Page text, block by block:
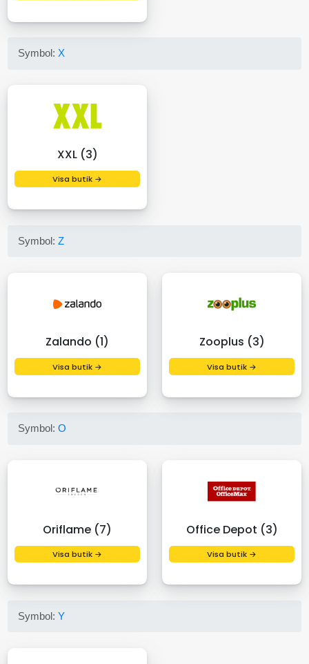
Symbol: X
XXL (3)
Visa butik →
Symbol:Z
Zalando (1)
Visa butik →
Zooplus (3)
Visa butik →
Symbol:O
Oriflame (7)
Visa butik →
Office Depot (3)
Visa butik →
Symbol:Y